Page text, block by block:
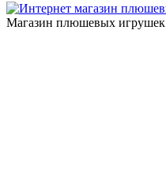
Магазин плюшевых игрушек